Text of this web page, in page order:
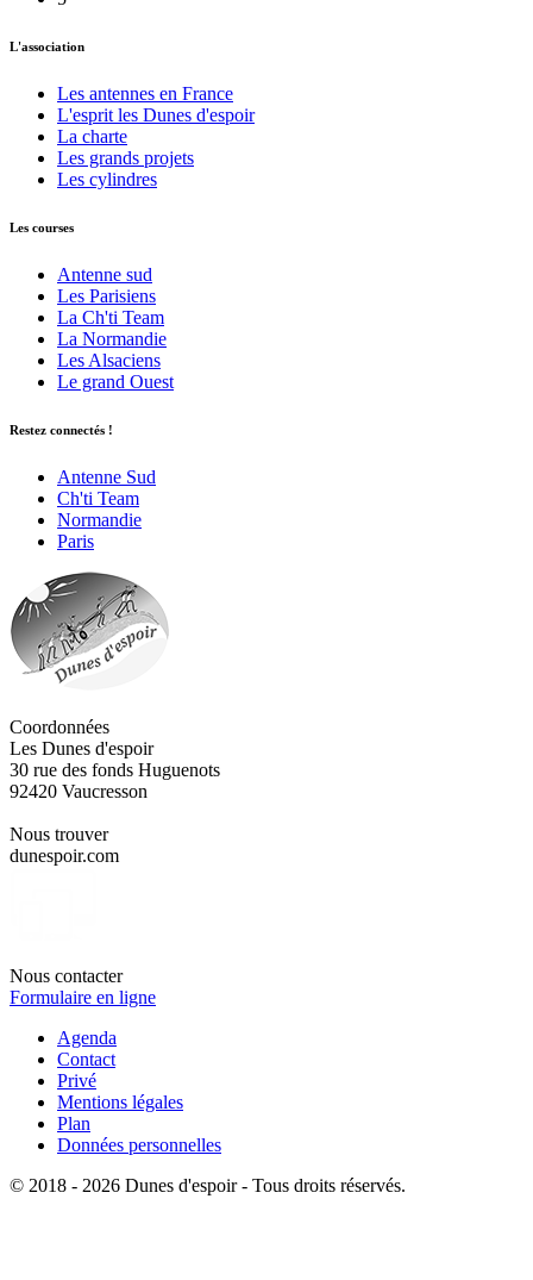
L'association
Les antennes en France
L'esprit les Dunes d'espoir
La charte
Les grands projets
Les cylindres
Les courses
Antenne sud
Les Parisiens
La Ch'ti Team
La Normandie
Les Alsaciens
Le grand Ouest
Restez connectés !
Antenne Sud
Ch'ti Team
Normandie
Paris
Coordonnées
Les Dunes d'espoir
30 rue des fonds Huguenots
92420 Vaucresson
Nous trouver
dunespoir.com
Nous contacter
Formulaire en ligne
Agenda
Contact
Privé
Mentions légales
Plan
Données personnelles
© 2018 - 2026 Dunes d'espoir - Tous droits réservés.